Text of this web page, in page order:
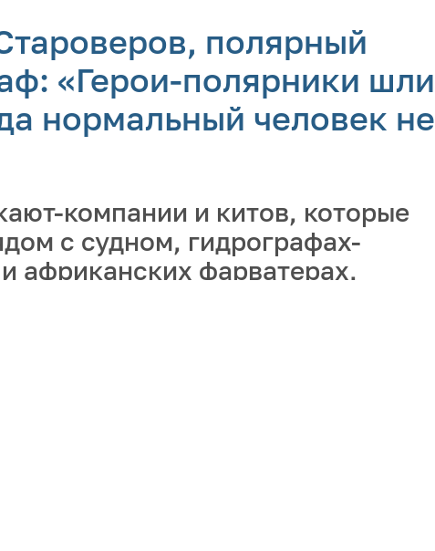
полярный
«Герои-полярники шли
нормальный человек не
компании и китов, которые
с судном, гидрографах-
африканских фарватерах,